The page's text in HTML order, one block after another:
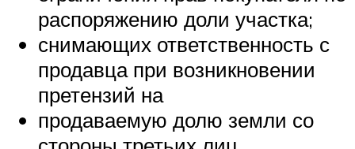
распоряжению доли участка;
снимающих ответственность с
продавца при возникновении
претензий на
продаваемую долю земли со